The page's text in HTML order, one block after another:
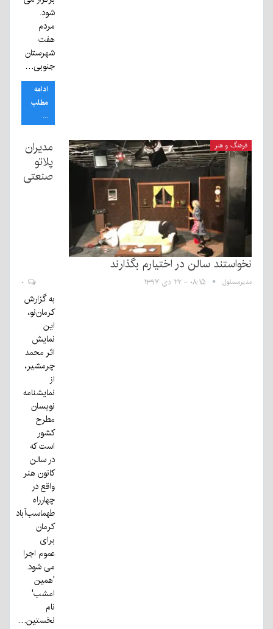
شود.
مردم
هفت
شهرستان
جنوبی…
ادامه
مطلب
...
فرهنگ و هنر
مدیران
پلاتو
صنعتی
نخواستند سالن در اختیارم بگذارند
مدیرمسئول ۰۸:۱۵ - ۲۲ دی ۱۳۹۷
به گزارش
کرمان‌نو،
این
نمایش
اثر محمد
چرمشیر،
از
نمایشنامه
نویسان
مطرح
کشور
است که
در سالن
کانون هنر
واقع در
چهارراه
طهماسب‌آباد
کرمان
برای
عموم اجرا
می شود.
'همین
امشب'
نام
نخستین…